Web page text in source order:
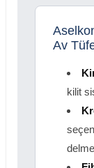
Av
kilit